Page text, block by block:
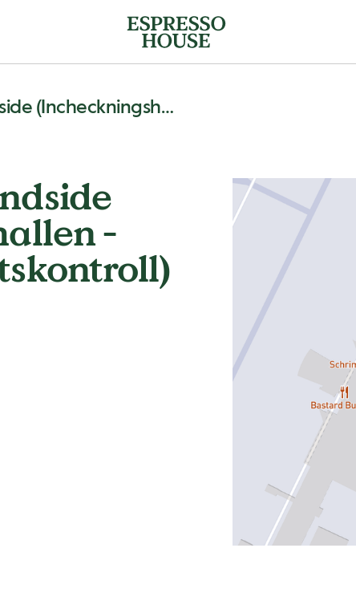
Landvetter Landside (incheckningshallen - Innan Säkerhetskontroll)
-